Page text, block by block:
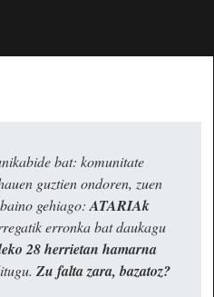
bat: komunitate
guztien ondoren, zuen
gehiago:ATARIAk
erronka bat daukagu
28 herrietan hamarna
Zu falta zara, bazatoz?